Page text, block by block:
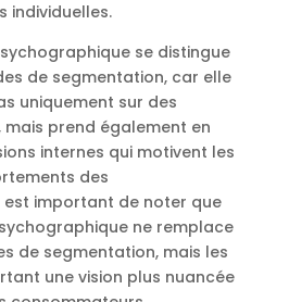
individuelles.
se distingue
de segmentation, car elle
uniquement sur des
prend également en
internes qui motivent les
des
est important de noter que
ne remplace
de segmentation, mais les
une vision plus nuancée